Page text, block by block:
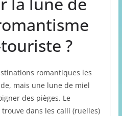
?
romantiques les
mais une lune de miel
des pièges. Le
dans les calli (ruelles)